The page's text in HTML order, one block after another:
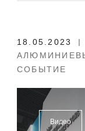
18.05.2023
СОБЫТИЕ
Видео